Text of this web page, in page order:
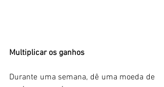
Multiplicar os ganhos
Durante uma semana, dê uma moeda de